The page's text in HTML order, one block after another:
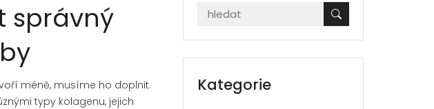
správný
méně, musíme ho doplnit.
typy kolagenu, jejich
Kategorie